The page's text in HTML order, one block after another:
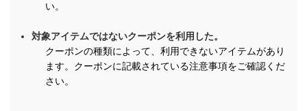
い。
対象アイテムではないクーポンを利用した。
クーポンの種類によって、利用できないアイテムがあり
ます。クーポンに記載されている注意事項をご確認くだ
さい。